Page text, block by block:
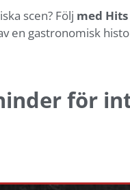
scen? Följ med
gastronomisk
för